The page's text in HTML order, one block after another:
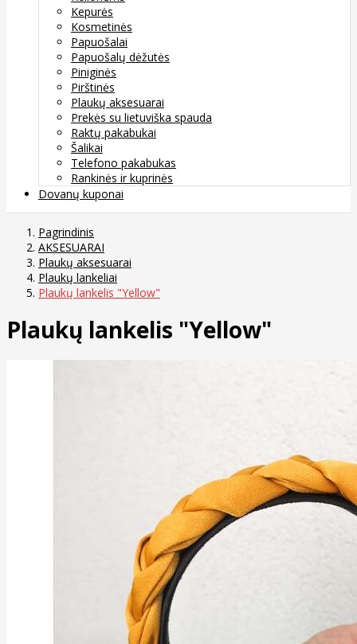
Kepurės
Kosmetinės
Papuošalai
Papuošalų dėžutės
Piniginės
Pirštinės
Plaukų aksesuarai
Prekės su lietuviška spauda
Raktų pakabukai
Šalikai
Telefono pakabukas
Rankinės ir kuprinės
Dovanų kuponai
Pagrindinis
AKSESUARAI
Plaukų aksesuarai
Plaukų lankeliai
Plaukų lankelis "Yellow"
Plaukų lankelis "Yellow"